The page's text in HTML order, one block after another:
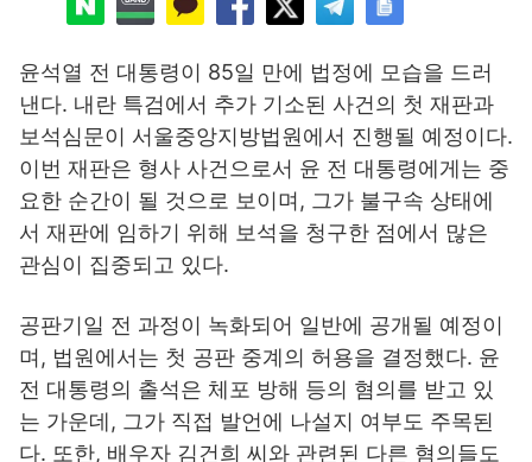
윤석열 전 대통령이 85일 만에 법정에 모습을 드러
낸다. 내란 특검에서 추가 기소된 사건의 첫 재판과
보석심문이 서울중앙지방법원에서 진행될 예정이다.
이번 재판은 형사 사건으로서 윤 전 대통령에게는 중
요한 순간이 될 것으로 보이며, 그가 불구속 상태에
서 재판에 임하기 위해 보석을 청구한 점에서 많은
관심이 집중되고 있다.
공판기일 전 과정이 녹화되어 일반에 공개될 예정이
며, 법원에서는 첫 공판 중계의 허용을 결정했다. 윤
전 대통령의 출석은 체포 방해 등의 혐의를 받고 있
는 가운데, 그가 직접 발언에 나설지 여부도 주목된
다. 또한, 배우자 김건희 씨와 관련된 다른 혐의들도